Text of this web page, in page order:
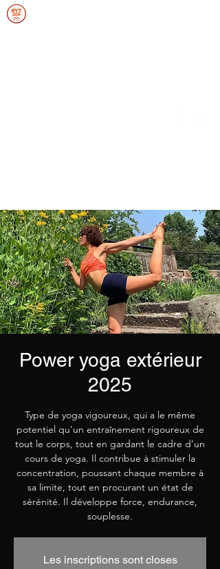
Power yoga extérieur
2025
Type de yoga vigoureux, qui a le même
potentiel qu'un entraînement rigoureux de
tout le corps, tout en gardant le cadre d’un
cours de yoga. Il contribue à stimuler la
concentration, poussant chaque membre à
sa limite, tout en procurant un état de
sérénité. Il développe force, endurance,
souplesse.
Les inscriptions sont closes